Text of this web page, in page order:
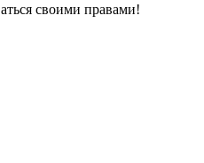
своими правами!